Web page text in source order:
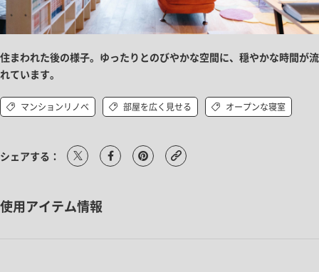
住まわれた後の様子。ゆったりとのびやかな空間に、穏やかな時間が流
れています。
マンションリノベ 部屋を広く見せる オープンな寝室
シェアする：
使用アイテム情報